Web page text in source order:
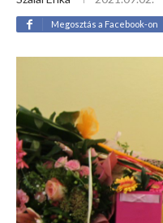
Megosztás a Facebook-on